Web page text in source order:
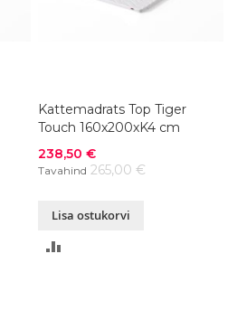
Kattemadrats Top Tiger
Touch 160x200xK4 cm
Soodushind
238,50 €
Tavahind 265,00 €
Lisa ostukorvi